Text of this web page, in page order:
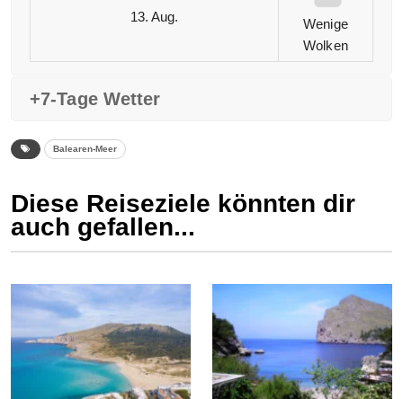
13. Aug.
Wenige
Wolken
+7-Tage Wetter
Balearen-Meer
Diese Reiseziele könnten dir
auch gefallen...